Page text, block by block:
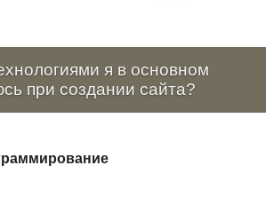
я в основном
при создании сайта?